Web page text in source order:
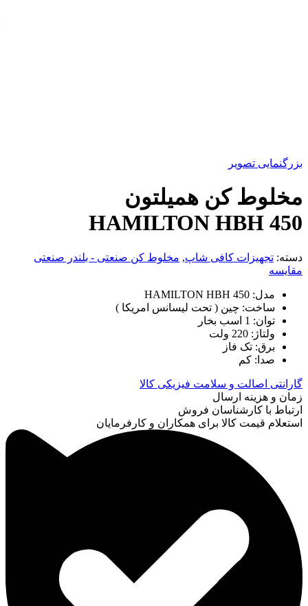
بزرگنمایی تصویر
مخلوط کن همیلتون
HAMILTON HBH 450
دسته: تجهیزات کافی شاپ, مخلوط کن صنعتی - بلندر صنعتی
مقایسه
مدل: HAMILTON HBH 450
ساخت: چین ( تحت لیسانس امریکا )
توان: 1 اسب بخار
ولتاژ: 220 ولت
برق: تک فاز
صدا: کم
گارانتی اصالت و سلامت فیزیکی کالا
زمان و هزینه ارسال
ارتباط با کارشناسان فروش
استعلام قیمت کالا برای همکاران و کارفرمایان